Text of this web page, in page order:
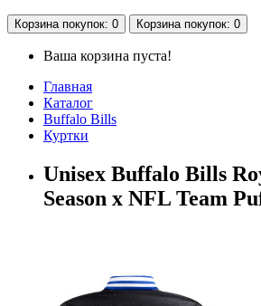
Корзина покупок: 0 Корзина покупок: 0
Ваша корзина пуста!
Главная
Каталог
Buffalo Bills
Куртки
Unisex Buffalo Bills
Season x NFL Team